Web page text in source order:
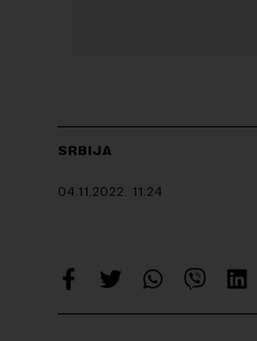
SRBIJA
04.11.2022. 11:24